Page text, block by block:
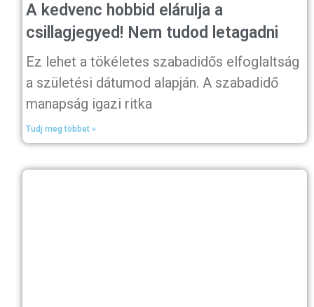
A kedvenc hobbid elárulja a
csillagjegyed! Nem tudod letagadni
Ez lehet a tökéletes szabadidős elfoglaltság
a születési dátumod alapján. A szabadidő
manapság igazi ritka
Tudj meg többet »